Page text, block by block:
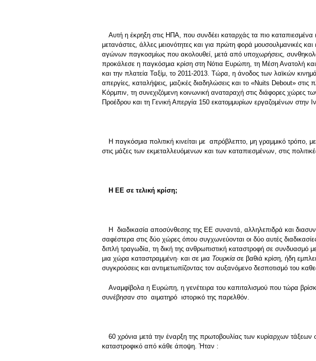
Αυτή η έκρηξη στις ΗΠΑ, που συνδέει καταρχάς τα πιο
μετανάστες, άλλες μειονότητες και για πρώτη φορά μουσουλμανικές
αγώνων παγκοσμίως που ακολουθεί, μετά από υποχωρήσεις,
προκάλεσε η παγκόσμια κρίση στη Νότια Ευρώπη, τη Μέση Ανατολή
και την πλατεία Ταξίμ, το 2011-2013. Τώρα, η άνοδος των λαϊκών
απεργίες, καταλήψεις, μαζικές διαδηλώσεις και το «Nuits Debout»
Κόρμπιν, τη συνεχιζόμενη κοινωνική αναταραχή στις διάφορες χώρες
Προέδρου και τη Γενική Απεργία 150 εκατομμυρίων εργαζομένων στην
Η παγκόσμια πολιτική κινείται με απρόβλεπτο, μη γραμμικό τρόπο,
στις μάζες των εκμεταλλευόμενων και των καταπιεσμένων, στις
Η ΕΕ σε τελική κρίση;
Η διαδικασία αποσύνθεσης της ΕΕ συναντά, αλληλεπιδρά και
σαφέστερα στις δύο χώρες όπου συγχωνεύονται οι δύο αυτές
διπλή τραγωδία, τη δική της ανθρωπιστική καταστροφή σε
μια χώρα καταστραμμένη· και σε μια Τουρκίασε βαθιά κρίση, ήδη
συγκρούσεις και αντιμετωπίζοντας τον αυξανόμενο δεσποτισμό του
Αναμφίβολα η Ευρώπη, η γενέτειρα του καπιταλισμού που τώρα
συνέβησαν στο αιματηρό ιστορικό της παρελθόν.
60 χρόνια μετά την έναρξη της πρωτοβουλίας των κυρίαρχων
καταστροφικό από κάθε άποψη. Ήταν :